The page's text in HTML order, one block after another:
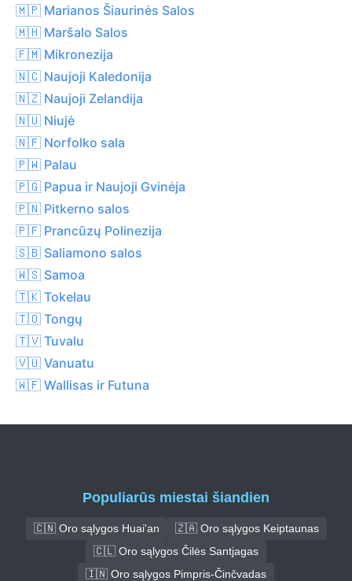
🇲🇵 Marianos Šiaurinės Salos
🇲🇭 Maršalo Salos
🇫🇲 Mikronezija
🇳🇨 Naujoji Kaledonija
🇳🇿 Naujoji Zelandija
🇳🇺 Niujė
🇳🇫 Norfolko sala
🇵🇼 Palau
🇵🇬 Papua ir Naujoji Gvinėja
🇵🇳 Pitkerno salos
🇵🇫 Prancūzų Polinezija
🇸🇧 Saliamono salos
🇼🇸 Samoa
🇹🇰 Tokelau
🇹🇴 Tongų
🇹🇻 Tuvalu
🇻🇺 Vanuatu
🇼🇫 Wallisas ir Futuna
Populiarūs miestai šiandien
🇨🇳 Oro sąlygos Huai'an
🇿🇦 Oro sąlygos Keiptaunas
🇨🇱 Oro sąlygos Čilės Santjagas
🇮🇳 Oro sąlygos Pimpris-Činčvadas